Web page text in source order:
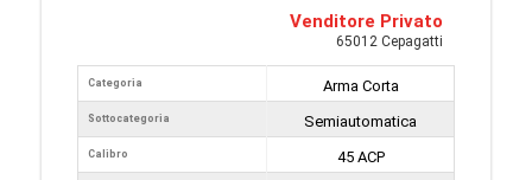
Venditore Privato
65012 Cepagatti
Categoria
Sottocategoria
Calibro
Arma Corta
Semiautomatica
45 ACP